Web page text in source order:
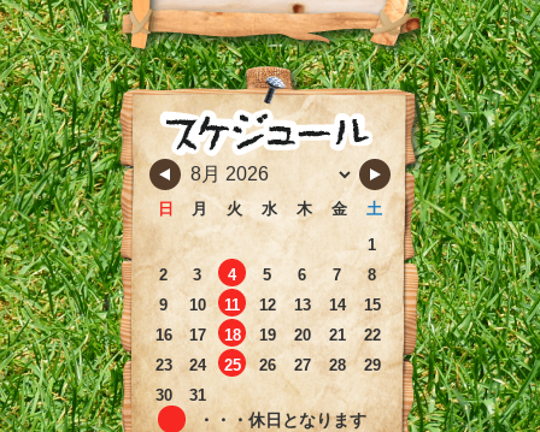
日 月 火 水 木 金
土
1
2
3 4 5 6 7
8
9
10 11 12 13 14
15
16
17 18 19 20 21
22
23
24 25 26 27 28
29
30
31
・・・休日となります